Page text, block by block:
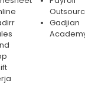
Gadjian